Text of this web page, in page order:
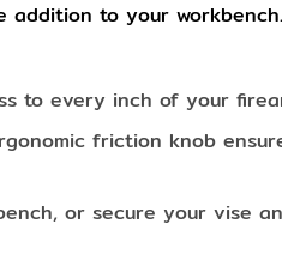
addition to your workbench.
to every inch of your
friction knob
or secure your vise